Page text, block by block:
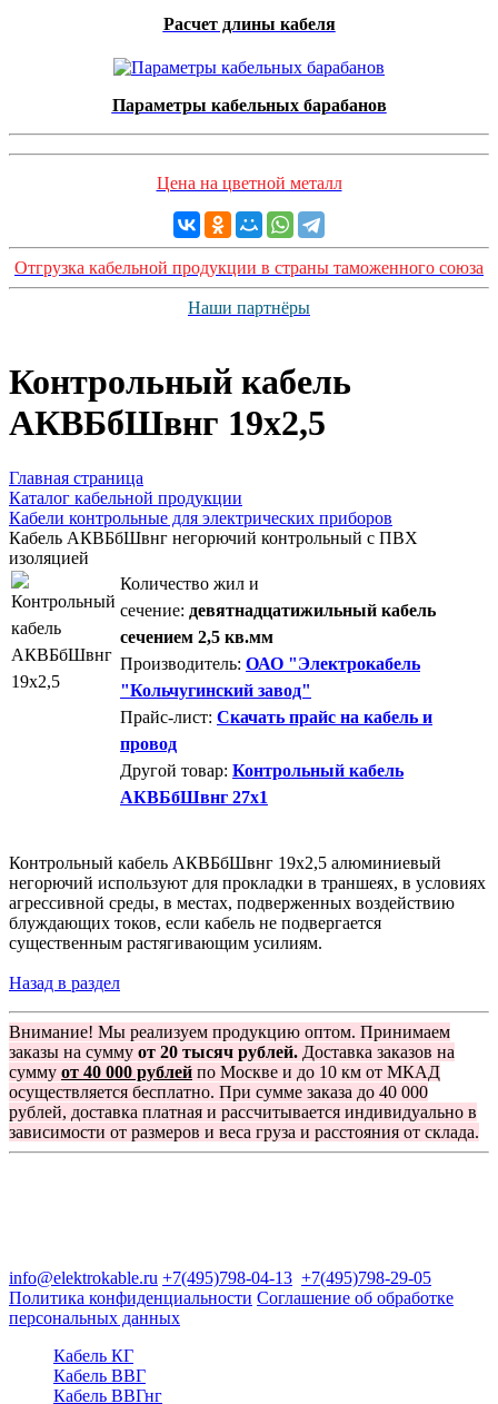
Расчет длины кабеля
Параметры кабельных барабанов
Цена на цветной металл
Отгрузка кабельной продукции в страны таможенного союза
Наши партнёры
Контрольный кабель
АКВБбШвнг 19х2,5
Главная страница
Каталог кабельной продукции
Кабели контрольные для электрических приборов
Кабель АКВБбШвнг негорючий контрольный с ПВХ
изоляцией
Количество жил и
сечение: девятнадцатижильный кабель
сечением 2,5 кв.мм
Производитель: ОАО "Электрокабель
"Кольчугинский завод"
Прайс-лист: Скачать прайс на кабель и
провод
Другой товар: Контрольный кабель
АКВБбШвнг 27х1
Контрольный кабель АКВБбШвнг 19х2,5 алюминиевый
негорючий используют для прокладки в траншеях, в условиях
агрессивной среды, в местах, подверженных воздействию
блуждающих токов, если кабель не подвергается
существенным растягивающим усилиям.
Назад в раздел
Внимание! Мы реализуем продукцию оптом. Принимаем
заказы на сумму от 20 тысяч рублей. Доставка заказов на
сумму от 40 000 рублей по Москве и до 10 км от МКАД
осуществляется бесплатно. При сумме заказа до 40 000
рублей, доставка платная и рассчитывается индивидуально в
зависимости от размеров и веса груза и расстояния от склада.
info@elektrokable.ru +7(495)798-04-13 +7(495)798-29-05
Политика конфиденциальности Соглашение об обработке
персональных данных
Кабель КГ
Кабель ВВГ
Кабель ВВГнг